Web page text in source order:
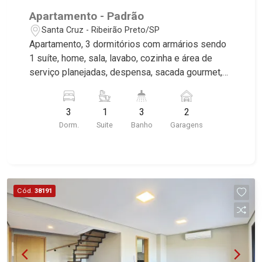
Apartamento - Padrão
Santa Cruz - Ribeirão Preto/SP
Apartamento, 3 dormitórios com armários sendo
1 suíte, home, sala, lavabo, cozinha e área de
serviço planejadas, despensa, sacada gourmet,
próximo à Avenida Maurilio Biagi. Martinelli
Imobiliária, referência no mercado imobiliário
desde 2000. Especialistas em Venda e Locação!
3
Dorm.
1
Suite
3
Banho
2
Garagens
Cód. 38191